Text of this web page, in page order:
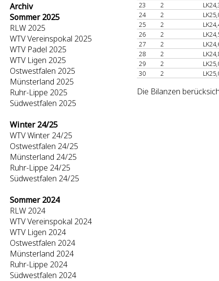
Archiv
Sommer 2025
RLW 2025
WTV Vereinspokal 2025
WTV Padel 2025
WTV Ligen 2025
Ostwestfalen 2025
Münsterland 2025
Ruhr-Lippe 2025
Südwestfalen 2025
Winter 24/25
WTV Winter 24/25
Ostwestfalen 24/25
Münsterland 24/25
Ruhr-Lippe 24/25
Südwestfalen 24/25
Sommer 2024
RLW 2024
WTV Vereinspokal 2024
WTV Ligen 2024
Ostwestfalen 2024
Münsterland 2024
Ruhr-Lippe 2024
Südwestfalen 2024
23
2
24
2
25
2
26
2
27
2
28
2
29
2
30
2
Die Bilanzen